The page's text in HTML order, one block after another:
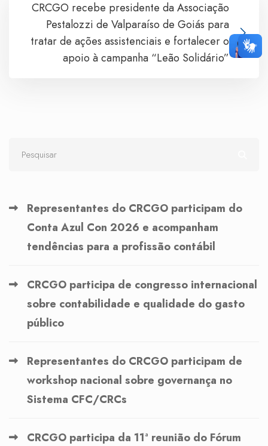
CRCGO recebe presidente da Associação
Pestalozzi de Valparaíso de Goiás para
tratar de ações assistenciais e fortalecer o
apoio à campanha “Leão Solidário”
Representantes do CRCGO participam do
Conta Azul Con 2026 e acompanham
tendências para a profissão contábil
CRCGO participa de congresso internacional
sobre contabilidade e qualidade do gasto
público
Representantes do CRCGO participam de
workshop nacional sobre governança no
Sistema CFC/CRCs
CRCGO participa da 11ª reunião do Fórum